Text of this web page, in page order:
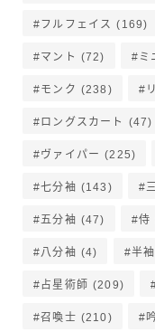
フルフェイス (169)
マント (72) ミ
モンク (238)
ロングスカート (47)
ヴァイパー (225)
七分袖 (143)
五分袖 (47) 侍
八分袖 (4) 半袖
占星術師 (209)
召喚士 (210)